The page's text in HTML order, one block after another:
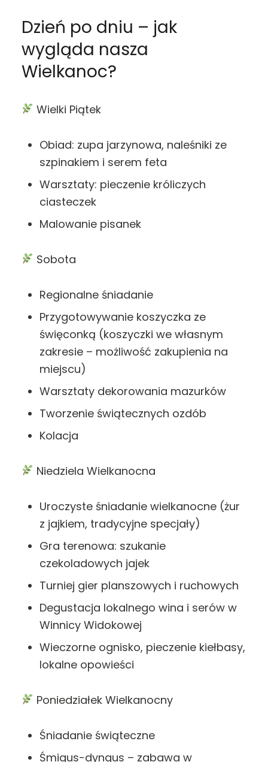
Dzień po dniu – jak
wygląda nasza
Wielkanoc?
Wielki Piątek
Obiad: zupa jarzynowa, naleśniki ze
szpinakiem i serem feta
Warsztaty: pieczenie króliczych
ciasteczek
Malowanie pisanek
Sobota
Regionalne śniadanie
Przygotowywanie koszyczka ze
święconką (koszyczki we własnym
zakresie – możliwość zakupienia na
miejscu)
Warsztaty dekorowania mazurków
Tworzenie świątecznych ozdób
Kolacja
Niedziela Wielkanocna
Uroczyste śniadanie wielkanocne (żur
z jajkiem, tradycyjne specjały)
Gra terenowa: szukanie
czekoladowych jajek
Turniej gier planszowych i ruchowych
Degustacja lokalnego wina i serów w
Winnicy Widokowej
Wieczorne ognisko, pieczenie kiełbasy,
lokalne opowieści
Poniedziałek Wielkanocny
Śniadanie świąteczne
Śmigus-dyngus – zabawa w